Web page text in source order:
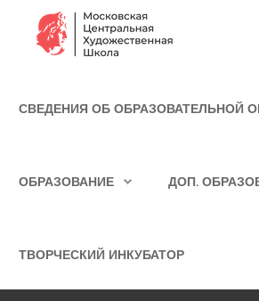
СВЕДЕНИЯ ОБ ОБРАЗОВАТЕЛЬНОЙ
ОБРАЗОВАНИЕ ДОП.
ТВОРЧЕСКИЙ ИНКУБАТОР